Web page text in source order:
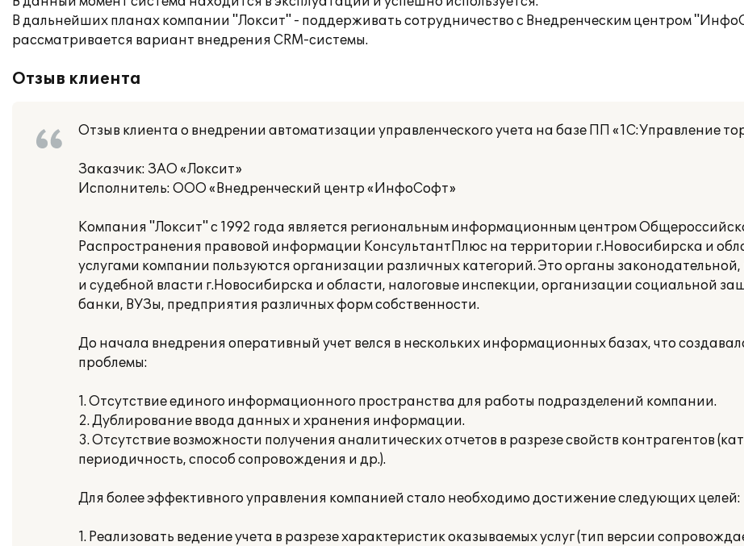
В дальнейших планах компании "Локсит" - поддерживать сотрудничество с Внедренческим центром
рассматривается вариант внедрения CRM-системы.
Отзыв клиента
Отзыв клиента о внедрении автоматизации управленческого учета на базе ПП «1С:Управление
Заказчик: ЗАО «Локсит»
Исполнитель: ООО «Внедренческий центр «ИнфоСофт»
Компания "Локсит" с 1992 года является региональным информационным центром
Распространения правовой информации КонсультантПлюс на территории г.Новосибирска и
услугами компании пользуются организации различных категорий. Это органы
и судебной власти г.Новосибирска и области, налоговые инспекции, организации социальной
банки, ВУЗы, предприятия различных форм собственности.
До начала внедрения оперативный учет велся в нескольких информационных базах, что
проблемы:
1. Отсутствие единого информационного пространства для работы подразделений компании.
2. Дублирование ввода данных и хранения информации.
3. Отсутствие возможности получения аналитических отчетов в разрезе свойств контрагентов
периодичность, способ сопровождения и др.).
Для более эффективного управления компанией стало необходимо достижение следующих целей:
1. Реализовать ведение учета в разрезе характеристик оказываемых услуг (тип версии